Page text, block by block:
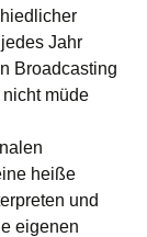
Jahr
Broadcasting
müde
heiße
und
eigenen